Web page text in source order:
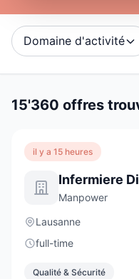
Domaine d'activité
15'360 offres
il y a 15 heures
Manpower
Lausanne
full-time
Qualité & Sécurité